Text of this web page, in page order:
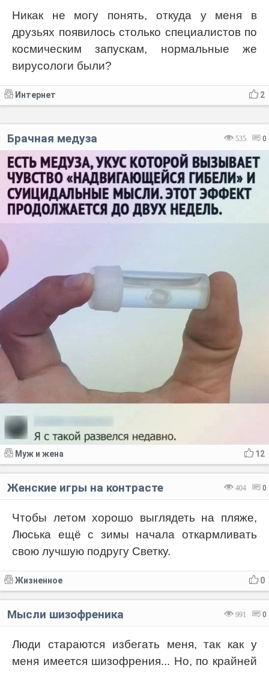
Никак не могу понять, откуда у меня в
друзьях появилось столько специалистов по
космическим запускам, нормальные же
вирусологи были?
2
Интернет
535 0
Брачная медуза
12
Муж и жена
404 0
Женские игры на контрасте
Чтобы летом хорошо выглядеть на пляже,
Люська ещё с зимы начала откармливать
свою лучшую подругу Светку.
0
Жизненное
991 0
Мысли шизофреника
Люди стараются избегать меня, так как у
меня имеется шизофрения... Но, по крайней